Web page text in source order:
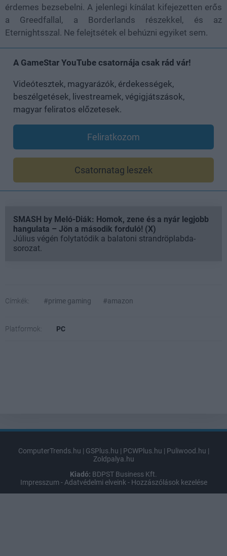
érdemes bezsebelni. A jelenlegi kínálat kifejezetten erős
a Greedfallal, a Borderlands részekkel, és az
Eternightsszal. Ne felejtsétek el behúzni egyiket sem.
A GameStar YouTube csatornája csak rád vár!
Videótesztek, magyarázók, érdekességek,
beszélgetések, livestreamek, végigjátszások,
magyar feliratos előzetesek.
Feliratkozom
Csatornatag leszek
SMASH by Meló-Diák: Homok, zene és a nyár legjobb
hangulata – Jön a második forduló! (X)
Július végén folytatódik a balatoni strandröplabda-
sorozat.
Címkék: #prime gaming #amazon
Platformok: PC
ComputerTrends.hu | GSPlus.hu | PCWPlus.hu | Puliwood.hu |
Zoldpalya.hu
Kiadó: BDPST Business Kft.
Impresszum - Adatvédelmi elveink - Hozzászólások kezelése